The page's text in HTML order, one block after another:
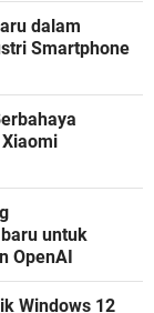
dalam
Smartphone
untuk
OpenAI
Windows 12